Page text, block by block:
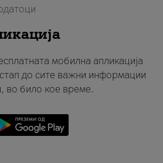
мобилна апликација
до сите важни информации
во било кое време.